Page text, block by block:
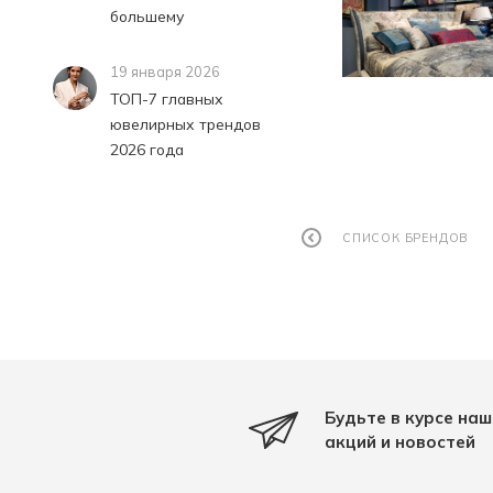
СПИСОК БРЕНДОВ
большему
19 января 2026
ТОП-7 главных
ювелирных трендов
2026 года
Будьте в курсе
акций и новостей